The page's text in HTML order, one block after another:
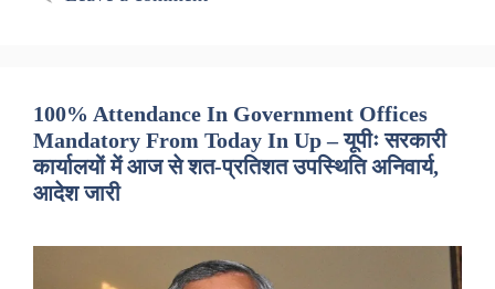
100% Attendance In Government Offices
Mandatory From Today In Up – यूपीः सरकारी
कार्यालयों में आज से शत-प्रतिशत उपस्थिति अनिवार्य,
आदेश जारी